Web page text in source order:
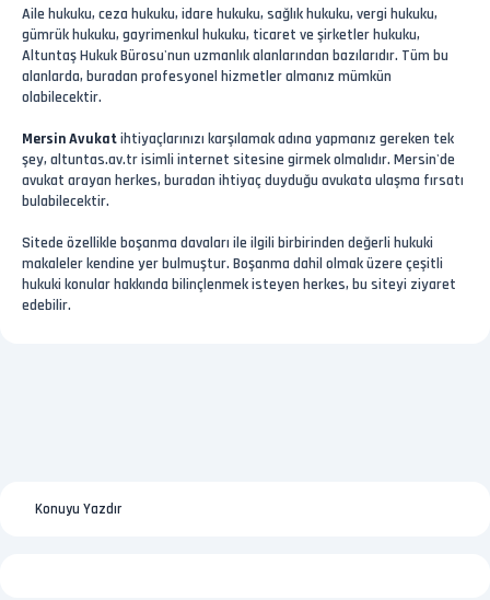
Aile hukuku, ceza hukuku, idare hukuku, sağlık hukuku, vergi hukuku,
gümrük hukuku, gayrimenkul hukuku, ticaret ve şirketler hukuku,
Altuntaş Hukuk Bürosu'nun uzmanlık alanlarından bazılarıdır. Tüm bu
alanlarda, buradan profesyonel hizmetler almanız mümkün
olabilecektir.
Mersin Avukatihtiyaçlarınızı karşılamak adına yapmanız gereken tek
şey, altuntas.av.tr isimli internet sitesine girmek olmalıdır. Mersin'de
avukat arayan herkes, buradan ihtiyaç duyduğu avukata ulaşma fırsatı
bulabilecektir.
Sitede özellikle boşanma davaları ile ilgili birbirinden değerli hukuki
makaleler kendine yer bulmuştur. Boşanma dahil olmak üzere çeşitli
hukuki konular hakkında bilinçlenmek isteyen herkes, bu siteyi ziyaret
edebilir.
Konuyu Yazdır